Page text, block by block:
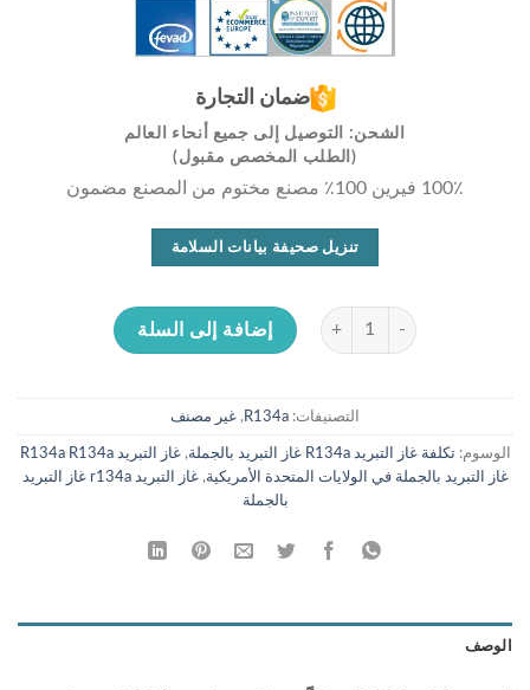
ضمان التجارة
الشحن: التوصيل إلى جميع أنحاء العالم
(الطلب المخصص مقبول)
100٪ فيرين 100٪ مصنع مختوم من المصنع مضمون
تنزيل صحيفة بيانات السلامة
كمية المبرد R-134A المبرد R-134A 30 رطل
إضافة إلى السلة
التصنيفات: R134a
, غير مصنف
الوسوم:تكلفة غاز التبريد R134a غاز التبريد بالجملة ,
غاز التبريد R134a R134a
غاز التبريد بالجملة في الولايات المتحدة الأمريكية,
غاز التبريد r134a غاز التبريد
بالجملة
الوصف